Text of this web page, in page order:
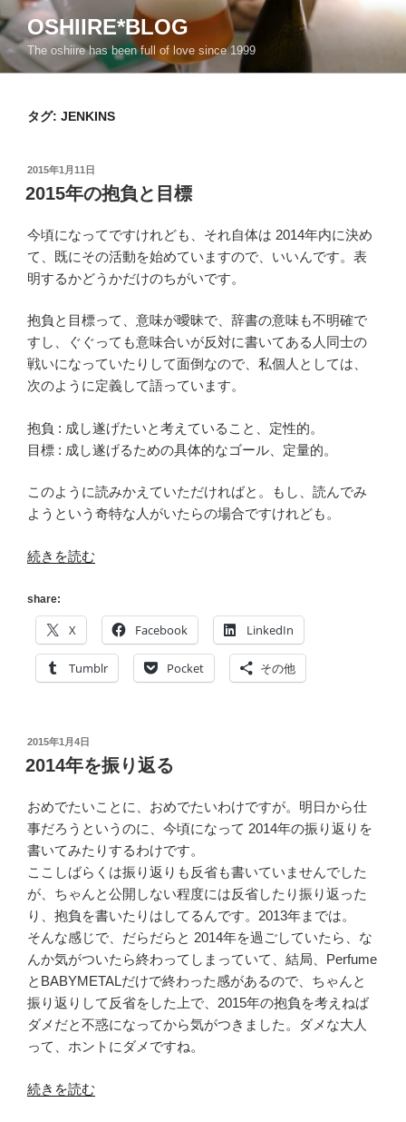
ン
テ
ン
OSHIIRE*BLOG
The oshiire has been full of love since 1999
タグ: JENKINS
投
稿
日:
2015年1月11日
2015年の抱負と目標
今頃になってですけれども、それ自体は 2014年内に決め
て、既にその活動を始めていますので、いいんです。表
明するかどうかだけのちがいです。
抱負と目標って、意味が曖昧で、辞書の意味も不明確で
すし、ぐぐっても意味合いが反対に書いてある人同士の
戦いになっていたりして面倒なので、私個人としては、
次のように定義して語っています。
抱負 : 成し遂げたいと考えていること、定性的。
目標 : 成し遂げるための具体的なゴール、定量的。
このように読みかえていただければと。もし、読んでみ
ようという奇特な人がいたらの場合ですけれども。
“2015
の
抱
負
目
続きを読む
share:
X Facebook LinkedIn
Tumblr Pocket その他
投
稿
日:
2015年1月4日
2014年を振り返る
おめでたいことに、おめでたいわけですが。明日から仕
事だろうというのに、今頃になって 2014年の振り返りを
書いてみたりするわけです。
ここしばらくは振り返りも反省も書いていませんでした
が、ちゃんと公開しない程度には反省したり振り返った
り、抱負を書いたりはしてるんです。2013年までは。
そんな感じで、だらだらと 2014年を過ごしていたら、な
んか気がついたら終わってしまっていて、結局、Perfume
とBABYMETALだけで終わった感があるので、ちゃんと
振り返りして反省をした上で、2015年の抱負を考えねば
ダメだと不惑になってから気がつきました。ダメな大人
って、ホントにダメですね。
“2014
続きを読む